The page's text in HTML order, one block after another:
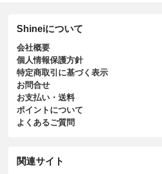
Shineiについて
会社概要
個人情報保護方針
特定商取引に基づく表示
お問合せ
お支払い・送料
ポイントについて
よくあるご質問
関連サイト